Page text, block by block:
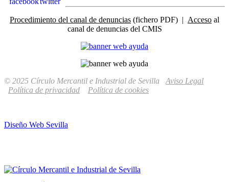
Procedimiento del canal de denuncias (fichero PDF) | Acceso al
canal de denuncias del CMIS
© 2025 Círculo Mercantil e Industrial de Sevilla Aviso Legal
Política de privacidad
Política de cookies
Diseño Web Sevilla